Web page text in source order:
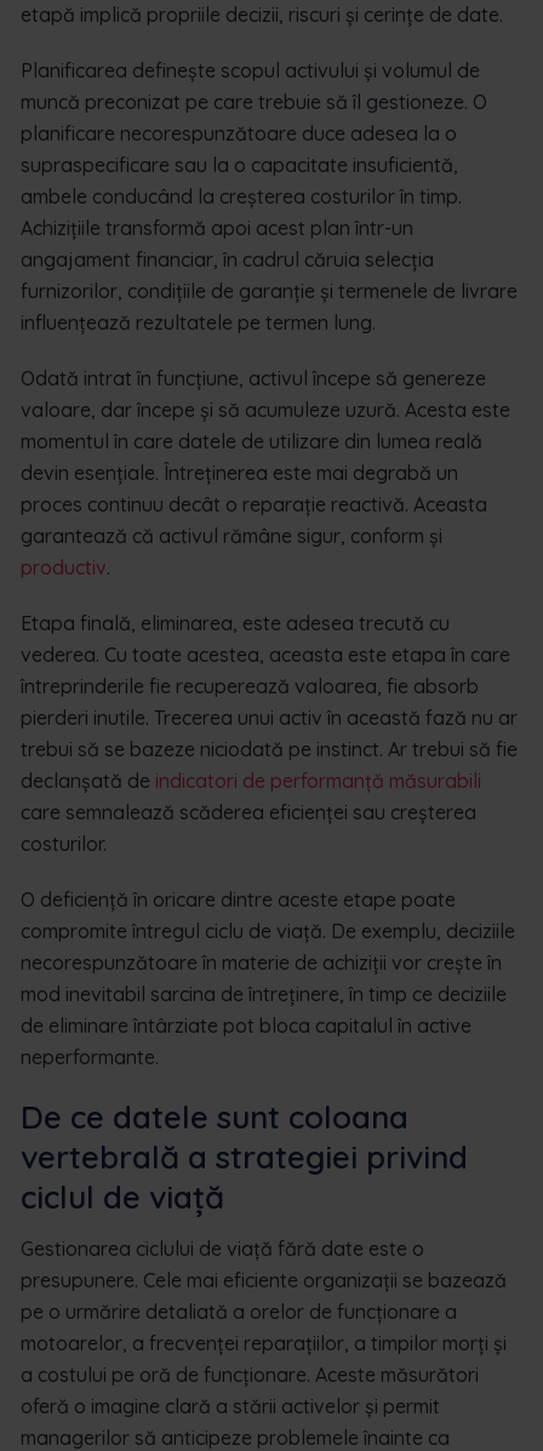
etapă implică propriile decizii, riscuri și cerințe de date.
Planificarea definește scopul activului și volumul de
muncă preconizat pe care trebuie să îl gestioneze. O
planificare necorespunzătoare duce adesea la o
supraspecificare sau la o capacitate insuficientă,
ambele conducând la creșterea costurilor în timp.
Achizițiile transformă apoi acest plan într-un
angajament financiar, în cadrul căruia selecția
furnizorilor, condițiile de garanție și termenele de livrare
influențează rezultatele pe termen lung.
Odată intrat în funcțiune, activul începe să genereze
valoare, dar începe și să acumuleze uzură. Acesta este
momentul în care datele de utilizare din lumea reală
devin esențiale. Întreținerea este mai degrabă un
proces continuu decât o reparație reactivă. Aceasta
garantează că activul rămâne sigur, conform și
productiv.
Etapa finală, eliminarea, este adesea trecută cu
vederea. Cu toate acestea, aceasta este etapa în care
întreprinderile fie recuperează valoarea, fie absorb
pierderi inutile. Trecerea unui activ în această fază nu ar
trebui să se bazeze niciodată pe instinct. Ar trebui să fie
declanșată de indicatori de performanță măsurabili
care semnalează scăderea eficienței sau creșterea
costurilor.
O deficiență în oricare dintre aceste etape poate
compromite întregul ciclu de viață. De exemplu, deciziile
necorespunzătoare în materie de achiziții vor crește în
mod inevitabil sarcina de întreținere, în timp ce deciziile
de eliminare întârziate pot bloca capitalul în active
neperformante.
De ce datele sunt coloana
vertebrală a strategiei privind
ciclul de viață
Gestionarea ciclului de viață fără date este o
presupunere. Cele mai eficiente organizații se bazează
pe o urmărire detaliată a orelor de funcționare a
motoarelor, a frecvenței reparațiilor, a timpilor morți și
a costului pe oră de funcționare. Aceste măsurători
oferă o imagine clară a stării activelor și permit
managerilor să anticipeze problemele înainte ca